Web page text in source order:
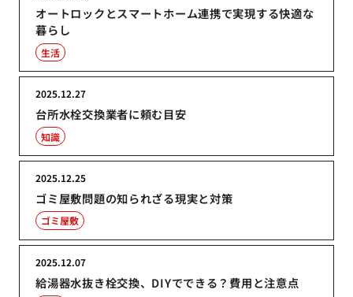
オートロックとスマートホーム連携で実現する快適な
暮らし
生活
台所水栓交換業者に頼む目安
2025.12.27
知識
ゴミ屋敷問題の知られざる現実と対策
2025.12.25
ゴミ屋敷
給湯器水抜き栓交換、DIYでできる？費用と注意点
2025.12.07